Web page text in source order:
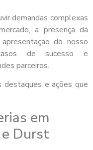
demandas complexas
a presença da
do nosso
de sucesso e
parceiros.
destaques e ações que
em
Durst